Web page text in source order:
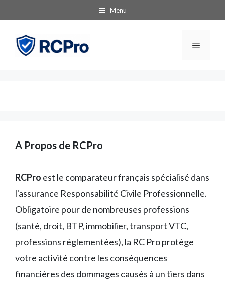
au
contenu
Menu
Menu
A Propos de RCPro
RCPro est le comparateur français spécialisé dans
l'assurance Responsabilité Civile Professionnelle.
Obligatoire pour de nombreuses professions
(santé, droit, BTP, immobilier, transport VTC,
professions réglementées), la RC Pro protège
votre activité contre les conséquences
financières des dommages causés à un tiers dans